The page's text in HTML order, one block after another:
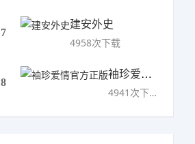
7
建安外史
4958次下载
8
袖珍爱情官方正版
4941次下载